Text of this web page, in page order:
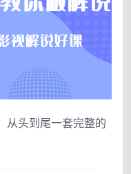
从头到尾一套完整的